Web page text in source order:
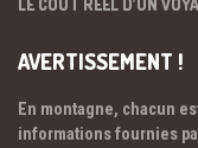
LE COÛT RÉEL D’UN
AVERTISSEMENT !
En montagne, chacun
informations fournies